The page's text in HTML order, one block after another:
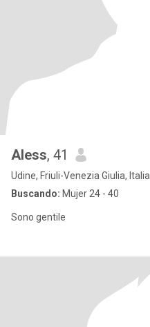
Aless, 41
Udine, Friuli-Venezia Giulia, Italia
Buscando: Mujer 24 - 40
Sono gentile